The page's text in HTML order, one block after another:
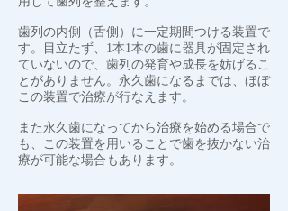
歯列の内側（舌側）に一定期間つける装置で
す。目立たず、1本1本の歯に器具が固定され
ていないので、歯列の発育や成長を妨げるこ
とがありません。永久歯になるまでは、ほぼ
この装置で治療が行なえます。
また永久歯になってから治療を始める場合で
も、この装置を用いることで歯を抜かない治
療が可能な場合もあります。